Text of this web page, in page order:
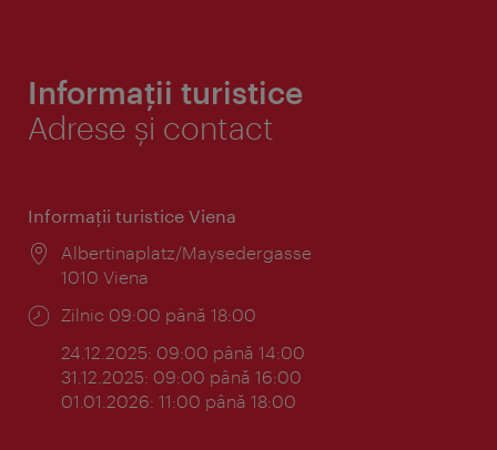
Informații turistice
Adrese și contact
Informaţii turistice Viena
Locul:
Albertinaplatz/Maysedergasse
1010 Viena
Program:
Zilnic 09:00 până 18:00
24.12.2025: 09:00 până 14:00
31.12.2025: 09:00 până 16:00
01.01.2026: 11:00 până 18:00